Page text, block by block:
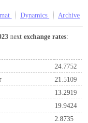
Dynamics Archive
nextexchange rates:
24.7752
21.5109
13.2919
19.9424
2.8735